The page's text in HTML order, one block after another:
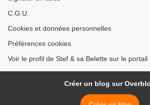
C.G.U.
Cookies et données personnelles
Préférences cookies
Voir le profil de Stef & sa Belette sur le portail
Créer un blog sur